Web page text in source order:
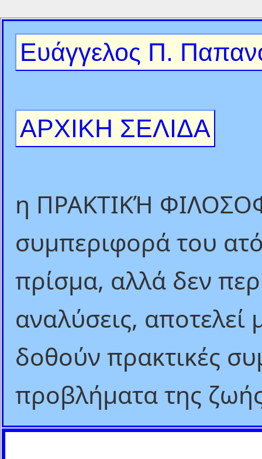
Ευάγγελος Π.
ΑΡΧΙΚΗ ΣΕΛΙΔΑ
η ΠΡΑΚΤΙΚΉ
συμπεριφορά του
πρίσμα, αλλά δεν
αναλύσεις,
δοθούν πρακτικές
προβλήματα της